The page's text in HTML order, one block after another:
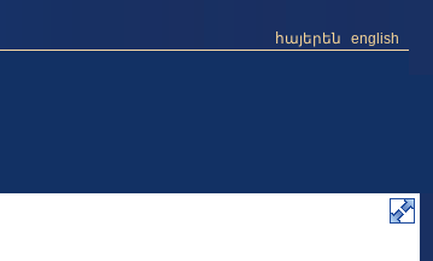
հայերեն english